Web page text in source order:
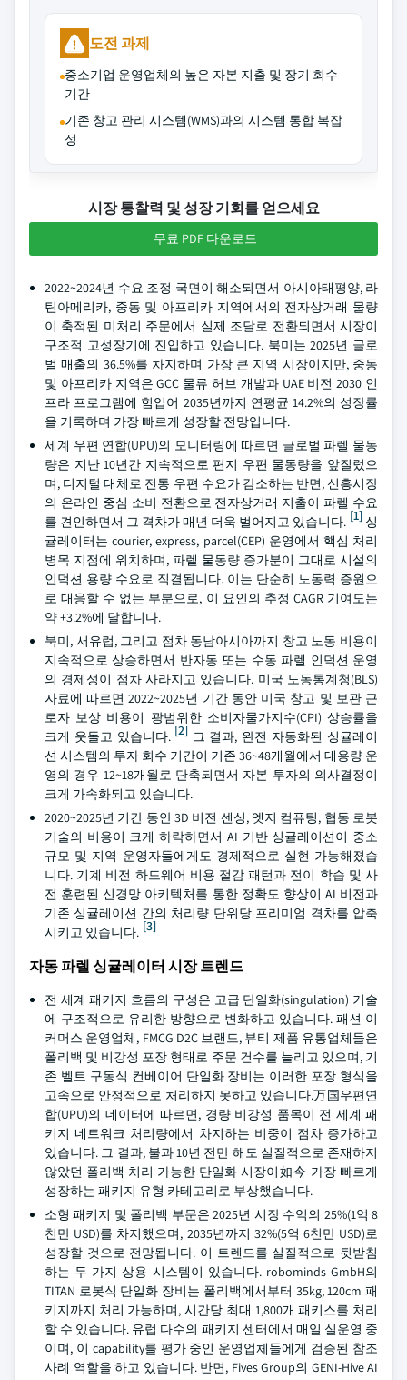
도전 과제
중소기업 운영업체의 높은 자본 지출 및 장기 회수
기간
기존 창고 관리 시스템(WMS)과의 시스템 통합 복잡
성
시장 통찰력 및 성장 기회를 얻으세요
무료 PDF 다운로드
2022~2024년 수요 조정 국면이 해소되면서 아시아태평양, 라
틴아메리카, 중동 및 아프리카 지역에서의 전자상거래 물량
이 축적된 미처리 주문에서 실제 조달로 전환되면서 시장이
구조적 고성장기에 진입하고 있습니다. 북미는 2025년 글로
벌 매출의 36.5%를 차지하며 가장 큰 지역 시장이지만, 중동
및 아프리카 지역은 GCC 물류 허브 개발과 UAE 비전 2030 인
프라 프로그램에 힘입어 2035년까지 연평균 14.2%의 성장률
을 기록하며 가장 빠르게 성장할 전망입니다.
세계 우편 연합(UPU)의 모니터링에 따르면 글로벌 파렐 물동
량은 지난 10년간 지속적으로 편지 우편 물동량을 앞질렀으
며, 디지털 대체로 전통 우편 수요가 감소하는 반면, 신흥시장
의 온라인 중심 소비 전환으로 전자상거래 지출이 파렐 수요
를 견인하면서 그 격차가 매년 더욱 벌어지고 있습니다. [1] 싱
귤레이터는 courier, express, parcel(CEP) 운영에서 핵심 처리
병목 지점에 위치하며, 파렐 물동량 증가분이 그대로 시설의
인덕션 용량 수요로 직결됩니다. 이는 단순히 노동력 증원으
로 대응할 수 없는 부분으로, 이 요인의 추정 CAGR 기여도는
약 +3.2%에 달합니다.
북미, 서유럽, 그리고 점차 동남아시아까지 창고 노동 비용이
지속적으로 상승하면서 반자동 또는 수동 파렐 인덕션 운영
의 경제성이 점차 사라지고 있습니다. 미국 노동통계청(BLS)
자료에 따르면 2022~2025년 기간 동안 미국 창고 및 보관 근
로자 보상 비용이 광범위한 소비자물가지수(CPI) 상승률을
크게 웃돌고 있습니다. [2]그 결과, 완전 자동화된 싱귤레이
션 시스템의 투자 회수 기간이 기존 36~48개월에서 대용량 운
영의 경우 12~18개월로 단축되면서 자본 투자의 의사결정이
크게 가속화되고 있습니다.
2020~2025년 기간 동안 3D 비전 센싱, 엣지 컴퓨팅, 협동 로봇
기술의 비용이 크게 하락하면서 AI 기반 싱귤레이션이 중소
규모 및 지역 운영자들에게도 경제적으로 실현 가능해졌습
니다. 기계 비전 하드웨어 비용 절감 패턴과 전이 학습 및 사
전 훈련된 신경망 아키텍처를 통한 정확도 향상이 AI 비전과
기존 싱귤레이션 간의 처리량 단위당 프리미엄 격차를 압축
시키고 있습니다. [3]
자동 파렐 싱귤레이터 시장 트렌드
전 세계 패키지 흐름의 구성은 고급 단일화(singulation) 기술
에 구조적으로 유리한 방향으로 변화하고 있습니다. 패션 이
커머스 운영업체, FMCG D2C 브랜드, 뷰티 제품 유통업체들은
폴리백 및 비강성 포장 형태로 주문 건수를 늘리고 있으며, 기
존 벨트 구동식 컨베이어 단일화 장비는 이러한 포장 형식을
고속으로 안정적으로 처리하지 못하고 있습니다.万国우편연
합(UPU)의 데이터에 따르면, 경량 비강성 품목이 전 세계 패
키지 네트워크 처리량에서 차지하는 비중이 점차 증가하고
있습니다. 그 결과, 불과 10년 전만 해도 실질적으로 존재하지
않았던 폴리백 처리 가능한 단일화 시장이如今 가장 빠르게
성장하는 패키지 유형 카테고리로 부상했습니다.
소형 패키지 및 폴리백 부문은 2025년 시장 수익의 25%(1억 8
천만 USD)를 차지했으며, 2035년까지 32%(5억 6천만 USD)로
성장할 것으로 전망됩니다. 이 트렌드를 실질적으로 뒷받침
하는 두 가지 상용 시스템이 있습니다. robominds GmbH의
TITAN 로봇식 단일화 장비는 폴리백에서부터 35kg, 120cm 패
키지까지 처리 가능하며, 시간당 최대 1,800개 패키스를 처리
할 수 있습니다. 유럽 다수의 패키지 센터에서 매일 실운영 중
이며, 이 capability를 평가 중인 운영업체들에게 검증된 참조
사례 역할을 하고 있습니다. 반면, Fives Group의 GENI-Hive AI